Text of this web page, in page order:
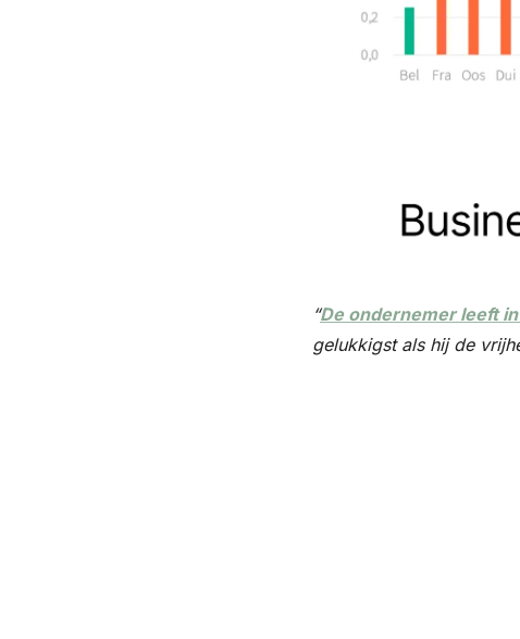
“De ondernemer leeft
gelukkigst als hij de